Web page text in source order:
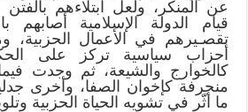
عن المنكر، ولعل ابتلاءهم
قيام الدولة الإسلامية أصابهم
تقصـيرهم في الأعمال
أحزاب سياسية تركز على
كالخوارج والشيعة، ثم وجدت
منحرفة كإخوان الصفا، وأخرى
ما أثّر في تشويه الحياة الحزبية